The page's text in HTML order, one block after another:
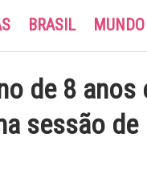
BRASIL MUNDO
de 8 anos
sessão de